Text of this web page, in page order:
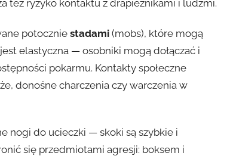
też ryzyko kontaktu z drapieżnikami i ludźmi.
potoczniestadami (mobs), które mogą
elastyczna — osobniki mogą dołączać i
pokarmu. Kontakty społeczne
donośne charczenia czy warczenia w
nogi do ucieczki — skoki są szybkie i
się przedmiotami agresji: boksem i